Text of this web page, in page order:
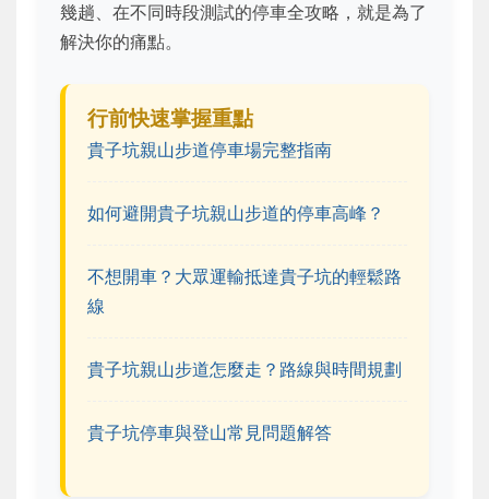
幾趟、在不同時段測試的停車全攻略，就是為了
解決你的痛點。
行前快速掌握重點
貴子坑親山步道停車場完整指南
如何避開貴子坑親山步道的停車高峰？
不想開車？大眾運輸抵達貴子坑的輕鬆路
線
貴子坑親山步道怎麼走？路線與時間規劃
貴子坑停車與登山常見問題解答